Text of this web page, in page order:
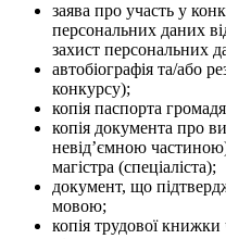
заява про участь у
персональних даних
захист персональних
автобіографія та/або
конкурсу);
копія паспорта
копія документа про
невід’ємною
магістра (спеціаліста);
документ, що
мовою;
копія трудової